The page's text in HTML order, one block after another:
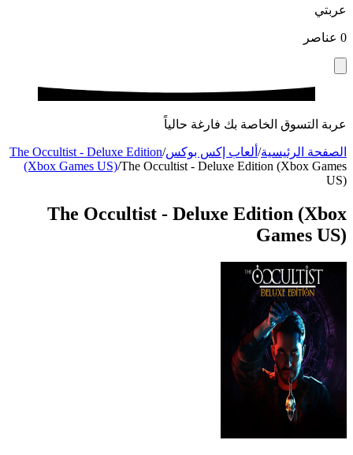
عربتي
0 عناصر
عربة التسوق الخاصة بك فارغة حالياً
الصفحة الرئيسية/ ألعاب إكس بوكس/
The Occultist - Deluxe Edition
(Xbox Games US)/The Occultist - Deluxe Edition (Xbox Games
US)
The Occultist - Deluxe Edition (Xbox
Games US)